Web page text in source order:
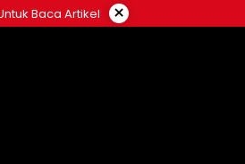
Baca Artikel ×